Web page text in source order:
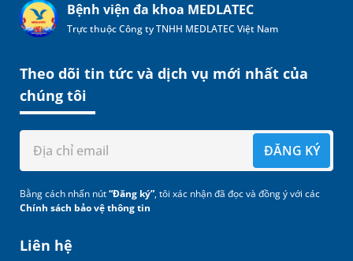
Bệnh viện đa khoa MEDLATEC
Trực thuộc Công ty TNHH MEDLATEC Việt Nam
Liên hệ
Theo dõi tin tức và dịch vụ mới nhất của
chúng tôi
ĐĂNG KÝ
Bằng cách nhấn nút“Đăng ký”, tôi xác nhận đã đọc và đồng ý với các
Chính sách bảo vệ thông tin